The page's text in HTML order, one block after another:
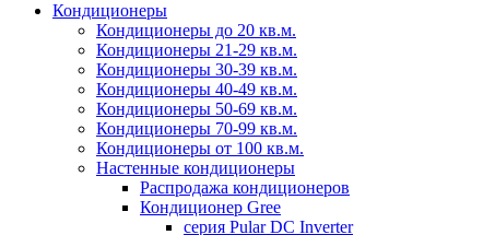
Кондиционеры
Кондиционеры до 20 кв.м.
Кондиционеры 21-29 кв.м.
Кондиционеры 30-39 кв.м.
Кондиционеры 40-49 кв.м.
Кондиционеры 50-69 кв.м.
Кондиционеры 70-99 кв.м.
Кондиционеры от 100 кв.м.
Настенные кондиционеры
Распродажа кондиционеров
Кондиционер Gree
серия Pular DC Inverter